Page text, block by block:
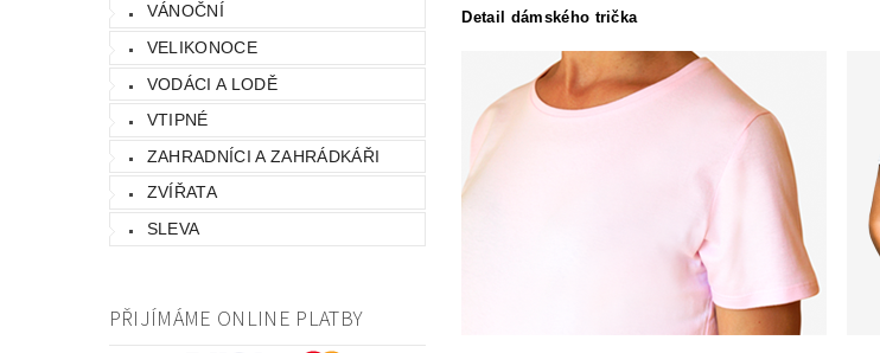
VÁNOČNÍ
VELIKONOCE
VODÁCI A LODĚ
VTIPNÉ
ZAHRADNÍCI A ZAHRÁDKÁŘI
ZVÍŘATA
SLEVA
PŘIJÍMÁME ONLINE PLATBY
Detail dámského trička